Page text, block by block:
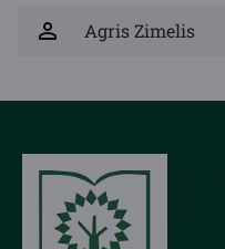
Agris Zimelis